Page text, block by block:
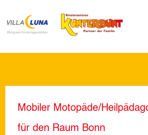
Mobiler Motopäde/
für den Raum Bonn